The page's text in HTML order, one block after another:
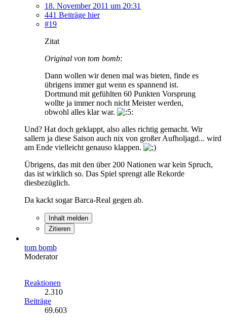
18. November 2011 um 20:31
441 Beiträge hier
#19
Zitat
Original von tom bomb:
Dann wollen wir denen mal was bieten, finde es
übrigens immer gut wenn es spannend ist.
Dortmund mit gefühlten 60 Punkten Vorsprung
wollte ja immer noch nicht Meister werden,
obwohl alles klar war.
Und? Hat doch geklappt, also alles richtig gemacht. Wir
sallern ja diese Saison auch nix von großer Aufholjagd... wird
am Ende vielleicht genauso klappen.
Übrigens, das mit den über 200 Nationen war kein Spruch,
das ist wirklich so. Das Spiel sprengt alle Rekorde
diesbezüglich.
Da kackt sogar Barca-Real gegen ab.
Inhalt melden
Zitieren
tom bomb
Moderator
Reaktionen
2.310
Beiträge
69.603